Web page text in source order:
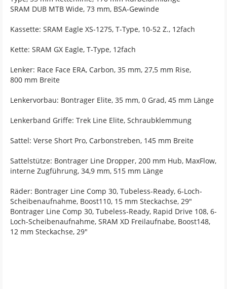
SRAM DUB MTB Wide, 73 mm, BSA-Gewinde
Kassette: SRAM Eagle XS-1275, T-Type, 10-52 Z., 12fach
Kette: SRAM GX Eagle, T-Type, 12fach
Lenker: Race Face ERA, Carbon, 35 mm, 27,5 mm Rise,
800 mm Breite
Lenkervorbau: Bontrager Elite, 35 mm, 0 Grad, 45 mm Länge
Lenkerband Griffe: Trek Line Elite, Schraubklemmung
Sattel: Verse Short Pro, Carbonstreben, 145 mm Breite
Sattelstütze: Bontrager Line Dropper, 200 mm Hub, MaxFlow,
interne Zugführung, 34,9 mm, 515 mm Länge
Räder: Bontrager Line Comp 30, Tubeless-Ready, 6-Loch-
Scheibenaufnahme, Boost110, 15 mm Steckachse, 29"
Bontrager Line Comp 30, Tubeless-Ready, Rapid Drive 108, 6-
Loch-Scheibenaufnahme, SRAM XD Freilaufnabe, Boost148,
12 mm Steckachse, 29"